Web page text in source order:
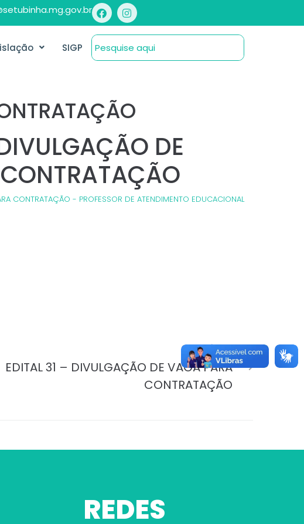
SIGP
DE
CONTRATAÇÃO - PROFESSOR DE ATENDIMENTO EDUCACIONAL
PRÓXIMO
EDITAL 31 – DIVULGAÇÃO DE VAGA PARA
CONTRATAÇÃO
REDES